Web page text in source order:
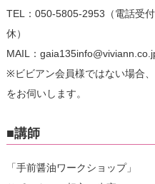
TEL：050-5805-2953（電話受
休）
MAIL：
※ビビアン会員様ではない場合
をお伺いします。
■講師
「手前醤油ワークショップ」